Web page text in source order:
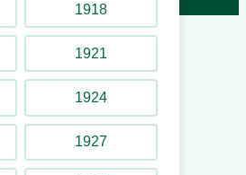
1918
1921
1924
1927